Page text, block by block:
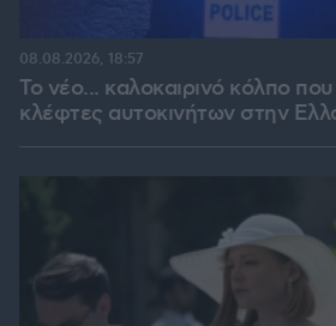
Το νέο... καλοκαιρινό κόλπο
κλέφτες αυτοκινήτων στην
08.08.2026, 18:57